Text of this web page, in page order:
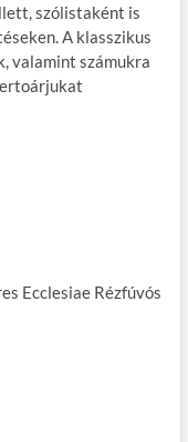
szólistaként is
A klasszikus
valamint számukra
Ecclesiae Rézfúvós